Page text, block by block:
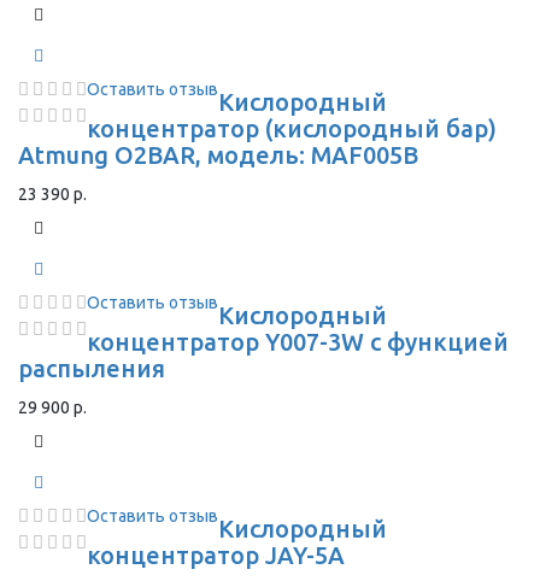
Оставить отзывКислородный
концентратор (кислородный бар)
Atmung O2BAR, модель: MAF005B
23 390 р.
Оставить отзывКислородный
концентратор Y007-3W с функцией
распыления
29 900 р.
Оставить отзывКислородный
концентратор JAY-5A